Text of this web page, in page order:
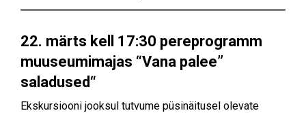
22. märts kell 17:30 pereprogramm
muuseumimajas “Vana palee”
saladused“
Ekskursiooni jooksul tutvume püsinäitusel olevate